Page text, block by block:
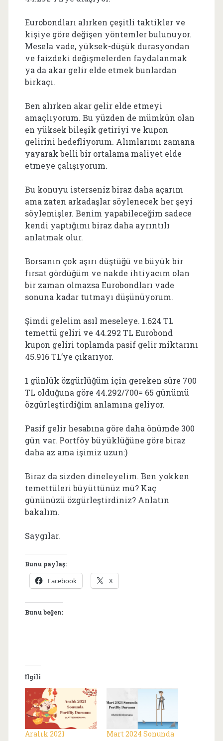
Eurobondları alırken çeşitli taktikler ve
kişiye göre değişen yöntemler bulunuyor.
Mesela vade, yüksek-düşük durasyondan
ve faizdeki değişmelerden faydalanmak
ya da akar gelir elde etmek bunlardan
birkaçı.
Ben alırken akar gelir elde etmeyi
amaçlıyorum. Bu yüzden de mümkün olan
en yüksek bileşik getiriyi ve kupon
gelirini hedefliyorum. Alımlarımı zamana
yayarak belli bir ortalama maliyet elde
etmeye çalışıyorum.
Bu konuyu isterseniz biraz daha açarım
ama zaten arkadaşlar söylenecek her şeyi
söylemişler. Benim yapabileceğim sadece
kendi yaptığımı biraz daha ayrıntılı
anlatmak olur.
Borsanın çok aşırı düştüğü ve büyük bir
fırsat gördüğüm ve nakde ihtiyacım olan
bir zaman olmazsa Eurobondları vade
sonuna kadar tutmayı düşünüyorum.
Şimdi gelelim asıl meseleye. 1.624 TL
temettü geliri ve 44.292 TL Eurobond
kupon geliri toplamda pasif gelir miktarını
45.916 TL’ye çıkarıyor.
1 günlük özgürlüğüm için gereken süre 700
TL olduğuna göre 44.292/700= 65 günümü
özgürleştirdiğim anlamına geliyor.
Pasif gelir hesabına göre daha önümde 300
gün var. Portföy büyüklüğüne göre biraz
daha az ama işimiz uzun:)
Biraz da sizden dineleyelim. Ben yokken
temettüleri büyüttünüz mü? Kaç
gününüzü özgürleştirdiniz? Anlatın
bakalım.
Saygılar.
Bunu paylaş:
Facebook X
Bunu beğen:
İlgili
Aralık 2021
Mart 2024 Sonunda